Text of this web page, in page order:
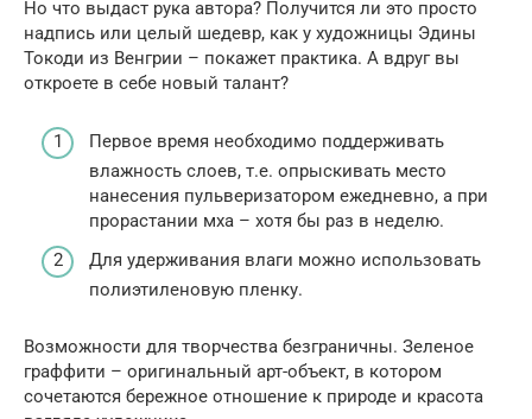
Но что выдаст рука автора? Получится ли это просто
надпись или целый шедевр, как у художницы Эдины
Токоди из Венгрии – покажет практика. А вдруг вы
откроете в себе новый талант?
Первое время необходимо поддерживать
влажность слоев, т.е. опрыскивать место
нанесения пульверизатором ежедневно, а при
прорастании мха – хотя бы раз в неделю.
Для удерживания влаги можно использовать
полиэтиленовую пленку.
Возможности для творчества безграничны. Зеленое
граффити – оригинальный арт-объект, в котором
сочетаются бережное отношение к природе и красота